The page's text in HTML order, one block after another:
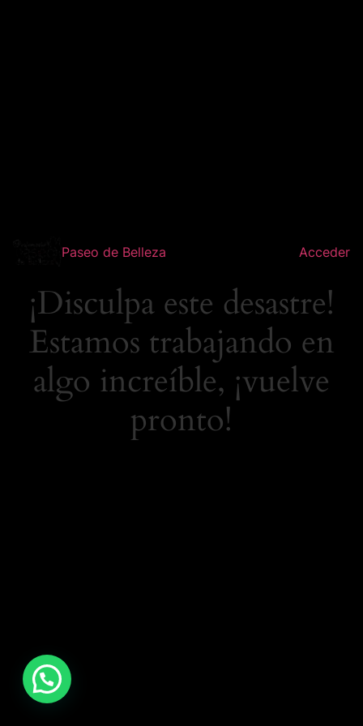
Paseo de Belleza Acceder
¡Disculpa este desastre!
Estamos trabajando en
algo increíble, ¡vuelve
pronto!